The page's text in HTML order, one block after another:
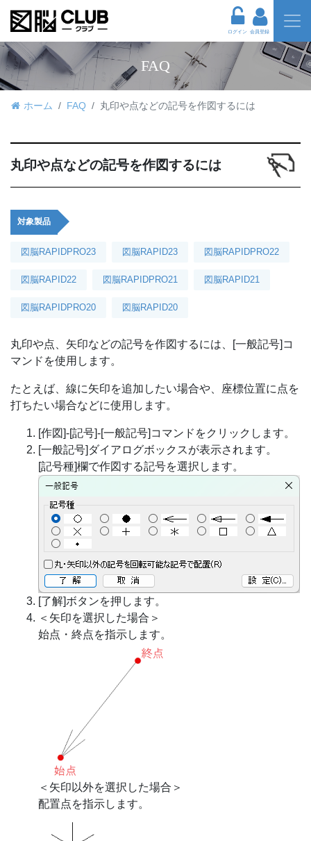
ログイン 会員登録
FAQ
ホーム FAQ 丸印や点などの記号を作図するには
丸印や点などの記号を作図するには
対象製品
図脳RAPIDPRO23 図脳RAPID23 図脳RAPIDPRO22
図脳RAPID22 図脳RAPIDPRO21 図脳RAPID21
図脳RAPIDPRO20 図脳RAPID20
丸印や点、矢印などの記号を作図するには、[一般記号]コ
マンドを使用します。
たとえば、線に矢印を追加したい場合や、座標位置に点を
打ちたい場合などに使用します。
[作図]-[記号]-[一般記号]コマンドをクリックします。
[一般記号]ダイアログボックスが表示されます。
[記号種]欄で作図する記号を選択します。
[了解]ボタンを押します。
＜矢印を選択した場合＞
始点・終点を指示します。
＜矢印以外を選択した場合＞
配置点を指示します。